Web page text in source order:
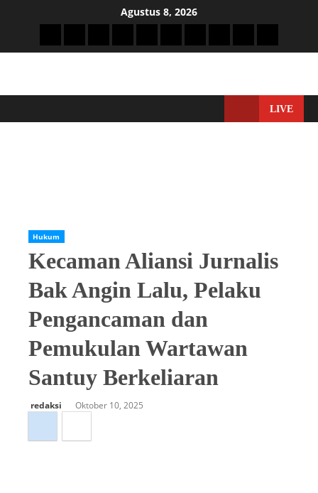
Agustus 8, 2026
LIVE
Hukum
Kecaman Aliansi Jurnalis
Bak Angin Lalu, Pelaku
Pengancaman dan
Pemukulan Wartawan
Santuy Berkeliaran
redaksi Oktober 10, 2025